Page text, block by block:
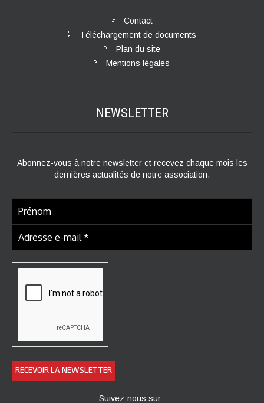
Contact
Téléchargement de documents
Plan du site
Mentions légales
NEWSLETTER
Abonnez-vous à notre newsletter et recevez chaque mois les
dernières actualités de notre association.
Suivez-nous sur :